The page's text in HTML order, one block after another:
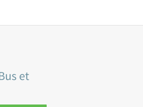
et